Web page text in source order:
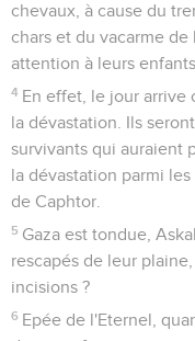
chevaux, à cause du
chars et du vacarme
attention à leurs
4 En effet, le jour arrive
la dévastation. Ils
survivants qui auraient
la dévastation parmi
de Caphtor.
5 Gaza est tondue,
rescapés de leur
incisions ?
6 Epée de l'Eternel,